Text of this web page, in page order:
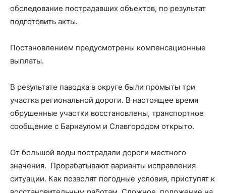
обследование пострадавших объектов, по результат
подготовить акты.
Постановлением предусмотрены компенсационные
выплаты.
В результате паводка в округе были промыты три
участка региональной дороги. В настоящее время
обрушенные участки восстановлены, транспортное
сообщение с Барнаулом и Славгородом открыто.
От большой воды пострадали дороги местного
значения. Прорабатывают варианты исправления
ситуации. Как позволят погодные условия, приступят к